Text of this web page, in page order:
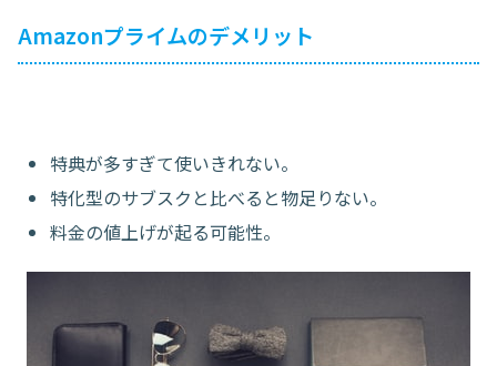
Amazonプライムのデメリット
特典が多すぎて使いきれない。
特化型のサブスクと比べると物足りない。
料金の値上げが起る可能性。